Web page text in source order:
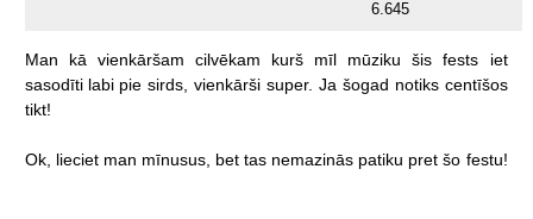
6.645
Man kā vienkāršam cilvēkam kurš mīl mūziku šis fests
iet
sasodīti labi pie sirds, vienkārši super. Ja šogad notiks centīšos
tikt!
Ok, lieciet man mīnusus, bet tas nemazinās patiku pret šo festu!